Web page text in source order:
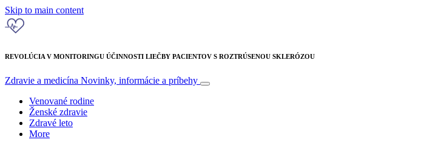
Skip to main content
REVOLÚCIA V MONITORINGU ÚČINNOSTI LIEČBY PACIENTOV S ROZTRÚSENOU SKLERÓZOU
Zdravie a medicína Novinky, informácie a príbehy
Venované rodine
Ženské zdravie
Zdravé leto
More